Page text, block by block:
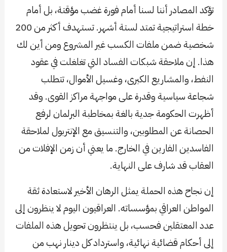
تؤكد المصادر أننا لسنا أمام فورة غضب مؤقتة، بل أمام
خطة استراتيجية تمتد لستة أشهر. تستهدف أكثر من 200
شخصية ضمن ملفات الكسب غير المشروع ومن أين لك
هذا. إن ملاحقة شبكات الفساد التي تغلغلت في عقود
النفط، والمشاريع الكبرى، وغسيل الأموال، تتطلب
شجاعة سياسية وقدرة على مواجهة مراكز القوى. وقد
أظهرت الحكومة جدية بالغة بمخاطبة البرلمان لرفع
الحصانة عن المطلوبين، والتنسيق مع الإنتربول لملاحقة
الفاسدين الفارين في الخارج. ما يعني أن زمن الإفلات من
العقاب قد شارف على النهاية.
إن نجاح هذه الحملة يمثل الرهان الأخير لاستعادة ثقة
المواطن العراقي بمؤسساته. العراقيون اليوم لا ينظرون إلى
عدد المعتقلين فحسب، بل ينتظرون تحويل هذه الملفات
إلى أحكام قضائية نهائية، واسترداد كل دينار نهب من